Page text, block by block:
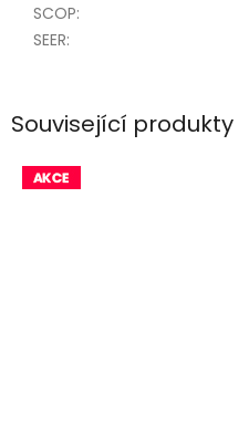
Související produkty
SCOP:
SEER: